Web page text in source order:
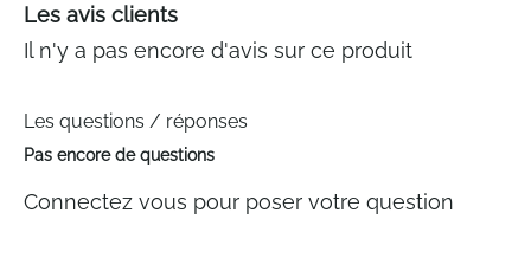
Les avis clients
Il n'y a pas encore d'avis sur ce produit
Les questions / réponses
Pas encore de questions
Connectez vous pour poser votre question